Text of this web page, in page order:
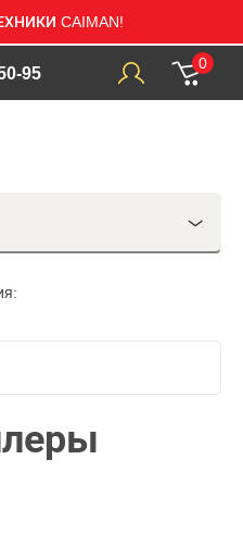
CAIMAN!
95
0